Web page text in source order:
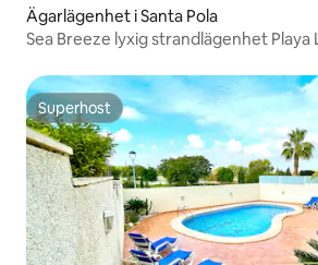
Ägarlägenhet i Santa Pola
Sea Breeze lyxig strandlägenhet Playa
Superhost
Superhost